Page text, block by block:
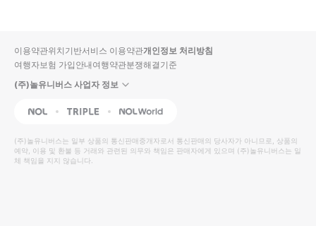
입니
다.
높
은
순
동
영
상
순
상
이용약관위치기반서비스 이용약관개인정보 처리방침
여행자보험 가입안내여행약관분쟁해결기준
(주)놀유니버스 사업자 정보
NOL Triple Interpark Global
(주)놀유니버스는 일부 상품의 통신판매중개자로서 통신판매의 당사자가 아니므로, 상품의
예약, 이용 및 환불 등 거래와 관련된 의무와 책임은 판매자에게 있으며 (주)놀유니버스는 일
체 책임을 지지 않습니다.